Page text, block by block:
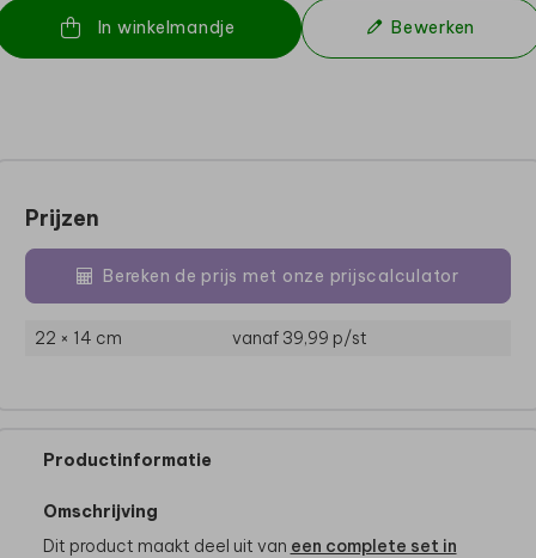
In winkelmandje Bewerken
Prijzen
Bereken de prijs met onze prijscalculator
22 × 14 cm vanaf 39,99 p/st
Productinformatie
Omschrijving
Dit product maakt deel uit van een complete set in